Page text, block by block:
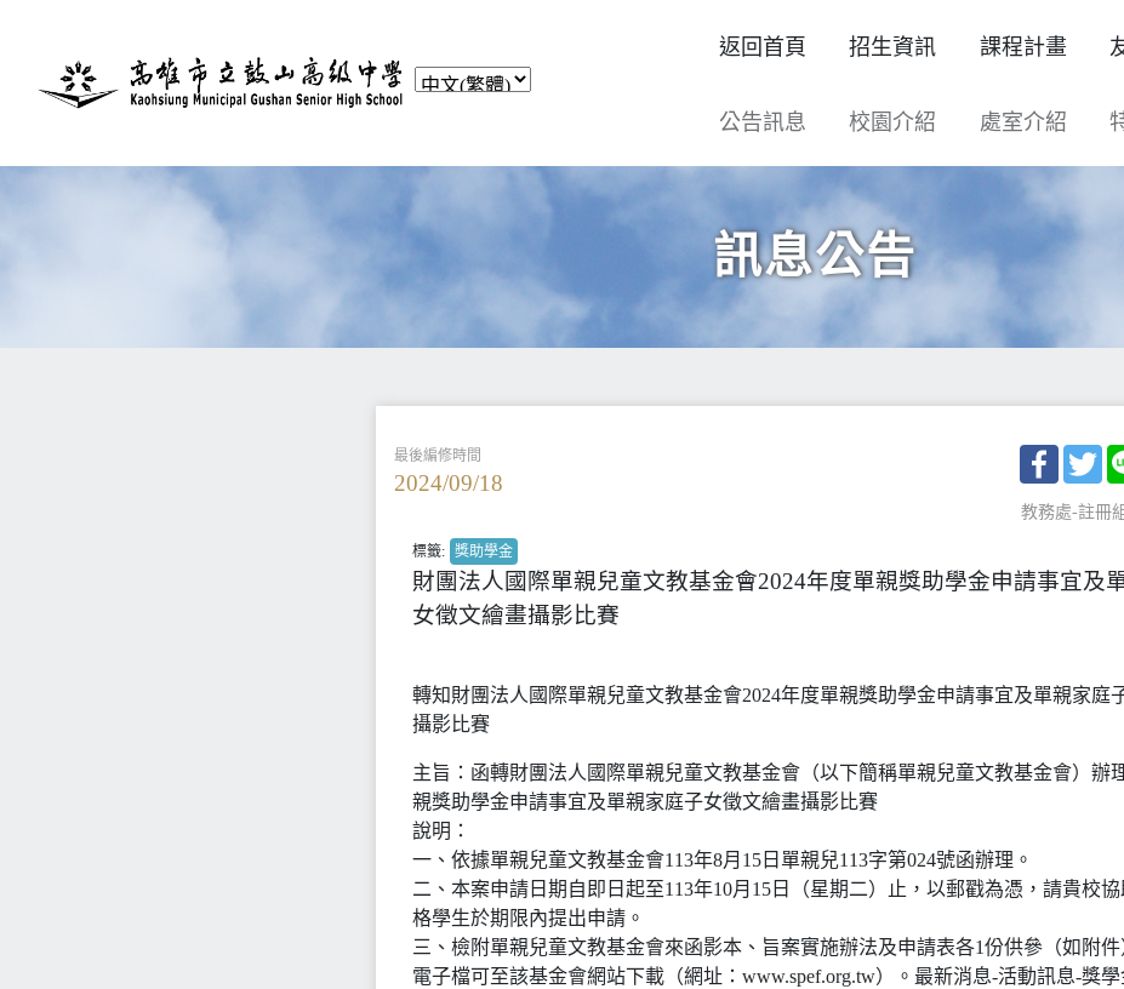
返回首頁 招生資訊 課程計畫
公告訊息 校園介紹 處室介紹
訊息公告
最後編修時間
2024/09/18
教務處-註冊
標籤: 獎助學金
財團法人國際單親兒童文教基金會2024年度單親獎助學金申請事宜及
女徵文繪畫攝影比賽
轉知財團法人國際單親兒童文教基金會2024年度單親獎助學金申請事宜及單親家庭
攝影比賽
主旨：函轉財團法人國際單親兒童文教基金會（以下簡稱單親兒童文教基金會）辦
親獎助學金申請事宜及單親家庭子女徵文繪畫攝影比賽
說明：
一、依據單親兒童文教基金會113年8月15日單親兒113字第024號函辦理。
二、本案申請日期自即日起至113年10月15日（星期二）止，以郵戳為憑，請貴校
格學生於期限內提出申請。
三、檢附單親兒童文教基金會來函影本、旨案實施辦法及申請表各1份供參（如附
電子檔可至該基金會網站下載（網址：www.spef.org.tw）。最新消息-活動訊息-獎